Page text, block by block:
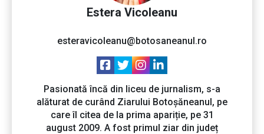
Estera Vicoleanu
esteravicoleanu@botosaneanul.ro
Pasionată încă din liceu de jurnalism, s-a
alăturat de curând Ziarului Botoșăneanul, pe
care îl citea de la prima apariție, pe 31
august 2009. A fost primul ziar din județ